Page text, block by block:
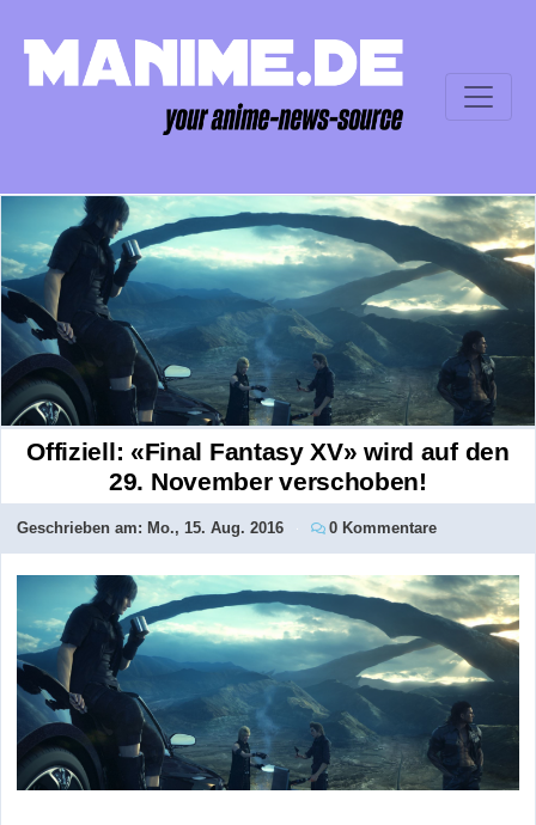
Offiziell: «Final Fantasy XV» wird auf den
29. November verschoben!
Geschrieben am: Mo., 15. Aug. 2016 0 Kommentare